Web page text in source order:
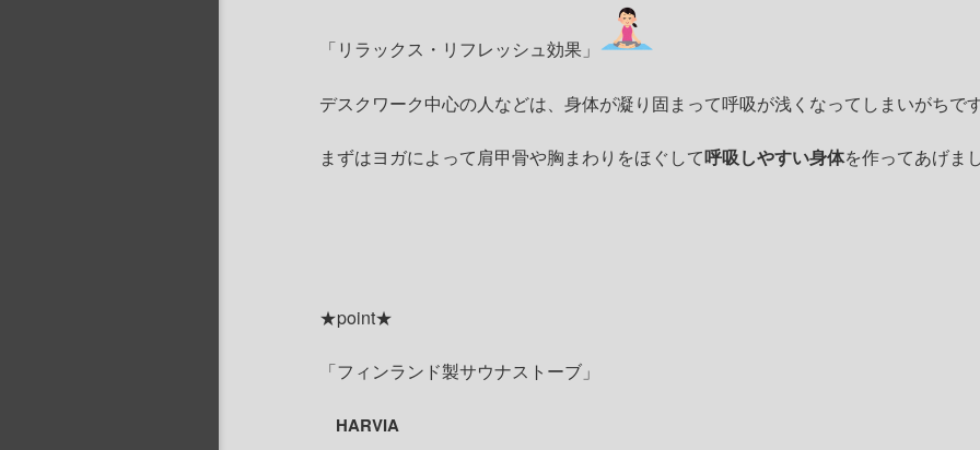
「リラックス・リフレッシュ効果」
デスクワーク中心の人などは、身体が凝り固まって呼吸が浅くなってしまいがちです
まずはヨガによって肩甲骨や胸まわりをほぐして呼吸しやすい身体を作ってあげま
★point★
「フィンランド製サウナストーブ」
HARVIA